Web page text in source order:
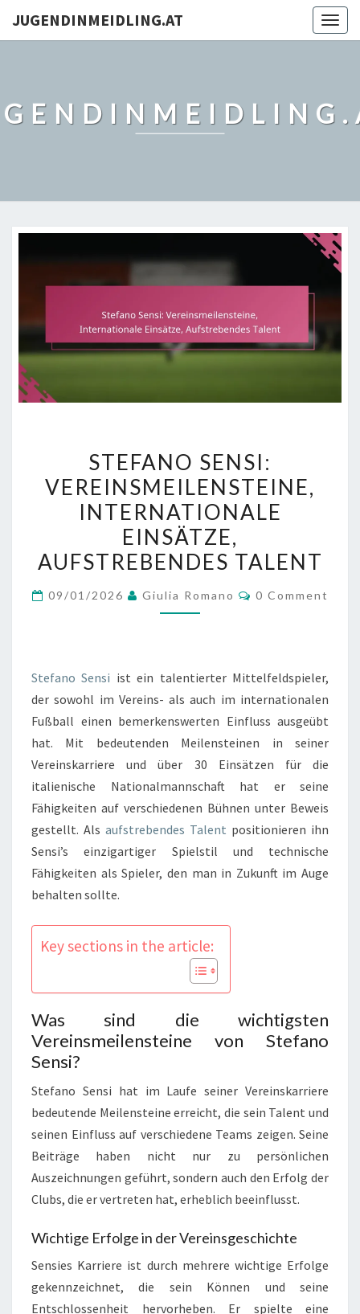
JUGENDINMEIDLING.AT
SENSI:
VEREINSMEILENSTEINE,
INTERNATIONALE
EINSÄTZE,
AUFSTREBENDES
TALENT
STEFANO SENSI:
VEREINSMEILENSTEINE,
INTERNATIONALE
EINSÄTZE,
AUFSTREBENDES TALENT
09/01/2026 Giulia Romano Comments
0 Comment
Stefano Sensi ist ein talentierter Mittelfeldspieler,
der sowohl im Vereins- als auch im internationalen
Fußball einen bemerkenswerten Einfluss ausgeübt
hat. Mit bedeutenden Meilensteinen in seiner
Vereinskarriere und über 30 Einsätzen für die
italienische Nationalmannschaft hat er seine
Fähigkeiten auf verschiedenen Bühnen unter Beweis
gestellt. Als aufstrebendes Talent positionieren ihn
Sensi’s einzigartiger Spielstil und technische
Fähigkeiten als Spieler, den man in Zukunft im Auge
behalten sollte.
Key sections in the article:
Was sind die wichtigsten
Vereinsmeilensteine von Stefano
Sensi?
Stefano Sensi hat im Laufe seiner Vereinskarriere
bedeutende Meilensteine erreicht, die sein Talent und
seinen Einfluss auf verschiedene Teams zeigen. Seine
Beiträge haben nicht nur zu persönlichen
Auszeichnungen geführt, sondern auch den Erfolg der
Clubs, die er vertreten hat, erheblich beeinflusst.
Wichtige Erfolge in der Vereinsgeschichte
Sensies Karriere ist durch mehrere wichtige Erfolge
gekennzeichnet, die sein Können und seine
Entschlossenheit hervorheben. Er spielte eine